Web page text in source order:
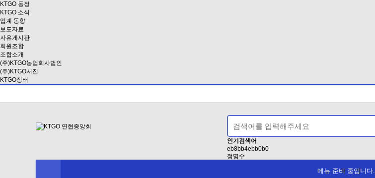
KTGO 동정
KTGO 소식
업계 동향
보도자료
자유게시판
회원조합
조합소개
(주)KTGO농업회사법인
(주)KTGO서진
KTGO장터
인기검색어
eb8bb4ebb0b0
정명수
메뉴 준비 중입니다.